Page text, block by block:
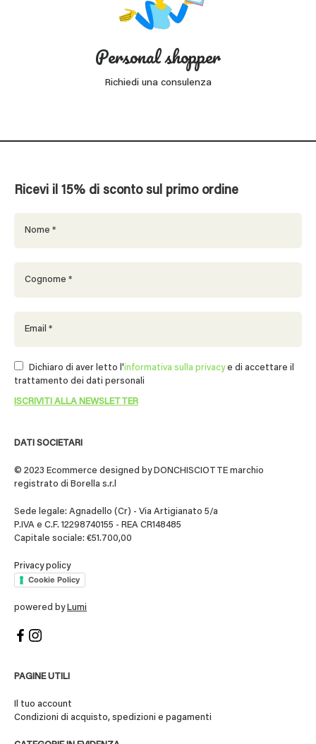
Personal shopper
Richiedi una consulenza
DATI SOCIETARI
© 2023 Ecommerce designed by DONCHISCIOTTE marchio
registrato di Borella s.r.l
Sede legale: Agnadello (Cr) - Via Artigianato 5/a
P.IVA e C.F. 12298740155 - REA CR148485
Capitale sociale: €51.700,00
Privacy policy
Cookie Policy
powered by Lumi
PAGINE UTILI
Il tuo account
Condizioni di acquisto, spedizioni e pagamenti
Ricevi il 15% di sconto sul primo ordine
Dichiaro di aver letto l'informativa sulla privacye di accettare il
trattamento dei dati personali